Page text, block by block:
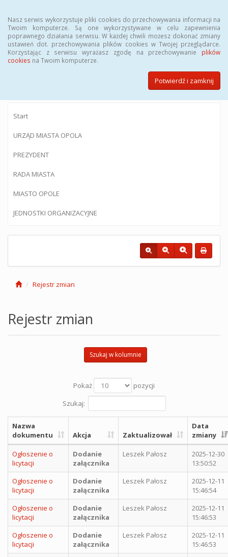
Nasz serwis wykorzystuje pliki cookies do przechowywania informacji na
Twoim komputerze. Są one wykorzystywane w celu zapewnienia
poprawnego działania serwisu. W każdej chwili możesz dokonać zmiany
ustawień dot. przechowywania plików cookies w Twojej przeglądarce.
Korzystając z serwisu wyrażasz zgodę na przechowywanie plików
cookies na Twoim komputerze.
Potwierdź i zamknij
BIULETYN INFORMACJI PUBLICZNEJ
Urzędu Miasta Opola
Start
URZĄD MIASTA OPOLA
PREZYDENT
RADA MIASTA
MIASTO OPOLE
JEDNOSTKI ORGANIZACYJNE
Rejestr zmian
Rejestr zmian
Szukaj w kolumnie
Pokaż
pozycji
Szukaj:
Nazwa
dokumentu
Akcja Zaktualizował
Data
zmiany
Ogłoszenie o
licytacji
Dodanie
załącznika
Leszek Pałosz
2025-12-30
13:50:52
Ogłoszenie o
licytacji
Dodanie
załącznika
Leszek Pałosz
2025-12-11
15:46:54
Ogłoszenie o
licytacji
Dodanie
załącznika
Leszek Pałosz
2025-12-11
15:46:53
Ogłoszenie o
licytacji
Dodanie
załącznika
Leszek Pałosz
2025-12-11
15:46:53